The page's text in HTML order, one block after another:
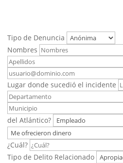
Por
favor,
deja
este
campo
vacío.
Tipo de Denuncia
Nombres
Lugar donde sucedió el incidente
del Atlántico?
¿Cuál?
Tipo de Delito Relacionado